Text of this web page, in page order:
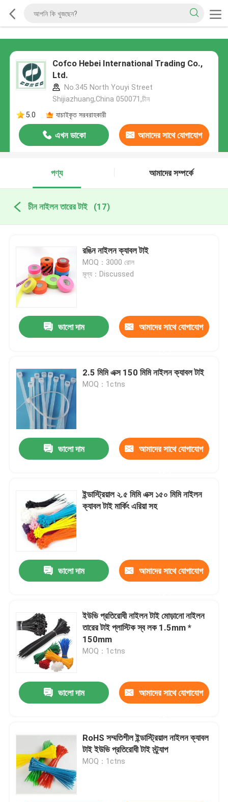
Cofco Hebei International Trading Co.,
Ltd.
No.345 North Youyi Street
Shijiazhuang,China 050071,চীন
5.0
যাচাইকৃত সরবরাহকারী
এখন ডাকো আমাদের সাথে যোগাযোগ
পণ্য
আমাদের সম্পর্কে
চীন নাইলন তারের টাই (17)
রঙিন নাইলন ক্যাবল টাই
MOQ：3000 রোল
মূল্য：Discussed
ভালো দাম আমাদের সাথে যোগাযোগ
2.5 মিমি এক্স 150 মিমি নাইলন ক্যাবল টাই
MOQ：1ctns
ভালো দাম আমাদের সাথে যোগাযোগ
ইন্ডাস্ট্রিয়াল ২.৫ মিমি এক্স ১৫০ মিমি নাইলন
ক্যাবল টাই মার্কিং এরিয়া সহ
ভালো দাম আমাদের সাথে যোগাযোগ
ইউভি প্রতিরোধী নাইলন টাই মোড়ানো নাইলন
তারের টাই প্লাস্টিক স্ব লক 1.5mm *
150mm
MOQ：1ctns
ভালো দাম আমাদের সাথে যোগাযোগ
RoHS সম্মতিশীল ইন্ডাস্ট্রিয়াল নাইলন ক্যাবল
টাই ইউভি প্রতিরোধী টাই স্ট্র্যাপ
MOQ：1ctns